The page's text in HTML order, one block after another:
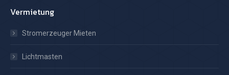
Vermietung
Stromerzeuger Mieten
Lichtmasten